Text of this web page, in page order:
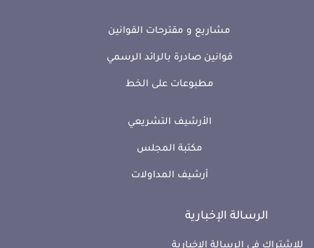
مشاريع و مقترحات القوانين
قوانين صادرة بالرائد الرسمي
مطبوعات على الخط
الأرشيف التشريعي
مكتبة المجلس
أرشيف المداولات
الرسالة الإخبارية
للإشتراك في الرسالة الإخبارية